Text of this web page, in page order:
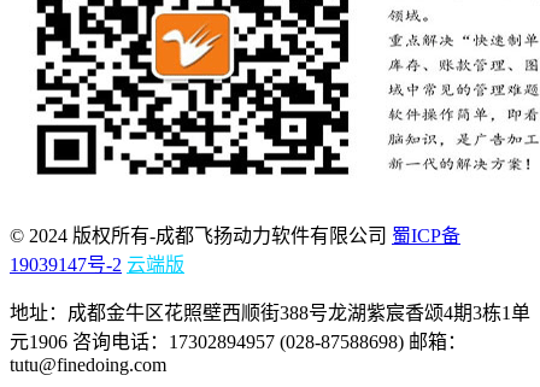
© 2024 版权所有-成都飞扬动力软件有限公司 蜀ICP备
19039147号-2 云端版
地址：成都金牛区花照壁西顺街388号龙湖紫宸香颂4期3栋1单
元1906 咨询电话：17302894957 (028-87588698) 邮箱：
tutu@finedoing.com